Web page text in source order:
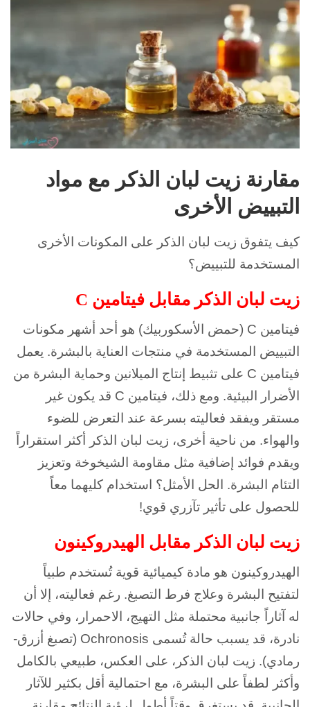
مقارنة زيت لبان الذكر مع مواد
التبييض الأخرى
كيف يتفوق زيت لبان الذكر على المكونات الأخرى
المستخدمة للتبييض؟
زيت لبان الذكر مقابل فيتامين C
فيتامين C (حمض الأسكوربيك) هو أحد أشهر مكونات
التبييض المستخدمة في منتجات العناية بالبشرة. يعمل
فيتامين C على تثبيط إنتاج الميلانين وحماية البشرة من
الأضرار البيئية. ومع ذلك، فيتامين C قد يكون غير
مستقر ويفقد فعاليته بسرعة عند التعرض للضوء
والهواء. من ناحية أخرى، زيت لبان الذكر أكثر استقراراً
ويقدم فوائد إضافية مثل مقاومة الشيخوخة وتعزيز
التئام البشرة. الحل الأمثل؟ استخدام كليهما معاً
للحصول على تأثير تآزري قوي!
زيت لبان الذكر مقابل الهيدروكينون
الهيدروكينون هو مادة كيميائية قوية تُستخدم طبياً
لتفتيح البشرة وعلاج فرط التصبغ. رغم فعاليته، إلا أن
له آثاراً جانبية محتملة مثل التهيج، الاحمرار، وفي حالات
نادرة، قد يسبب حالة تُسمى Ochronosis (تصبغ أزرق-
رمادي). زيت لبان الذكر، على العكس، طبيعي بالكامل
وأكثر لطفاً على البشرة، مع احتمالية أقل بكثير للآثار